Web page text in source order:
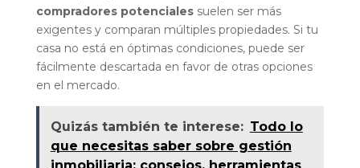
compradores potencialessuelen ser más
exigentes y comparan múltiples propiedades. Si tu
casa no está en óptimas condiciones, puede ser
fácilmente descartada en favor de otras opciones
en el mercado.
Quizás también te interese: Todo lo
que necesitas saber sobre gestión